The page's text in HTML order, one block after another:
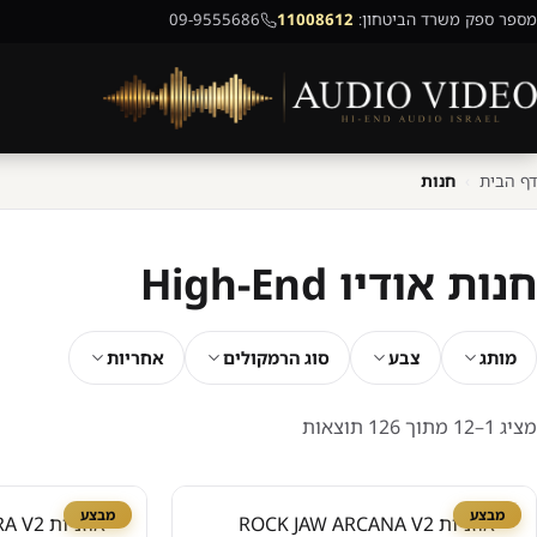
מספר ספק משרד הביטחון: 11008612
09-9555686
דף הבית חנות
חנות אודיו High-End
מותג צבע סוג הרמקולים אחריות
מציג 1–12 מתוך 126 תוצאות
מחיר:
מהזול
מבצע מבצע